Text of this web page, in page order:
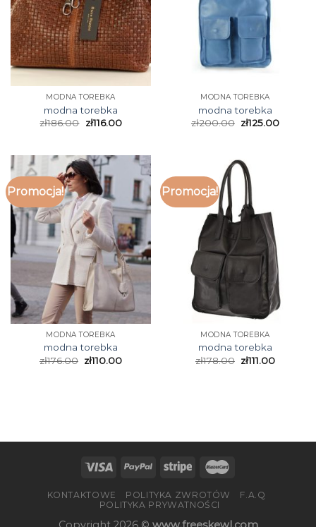
MODNA TOREBKA
modna torebka
zł186.00 zł116.00
MODNA TOREBKA
modna torebka
zł200.00 zł125.00
Promocja!
MODNA TOREBKA
modna torebka
zł176.00 zł110.00
Promocja!
MODNA TOREBKA
modna torebka
zł178.00 zł111.00
KONTAKTOWE POLITYKA ZWROTÓW
F.A.Q
POLITYKA PRYWATNOŚCI